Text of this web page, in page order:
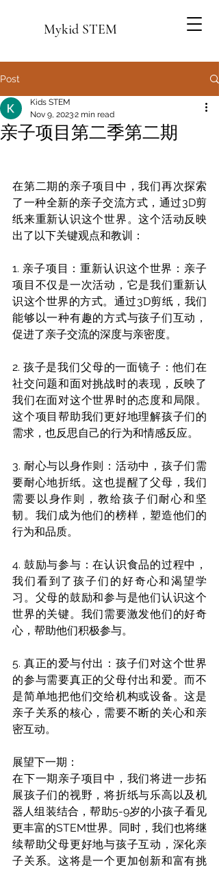
Mykid STEM
Post
亲子项目第二季第二期
Kids STEM
Nov 9, 20232 min read
在第二期的亲子项目中，我们再次探索
了一种全新的亲子交流方式，通过3D剪
纸来重新认识这个世界。这个活动反映
出了以下关键观点和教训：
1. 亲子项目：重新认识这个世界：亲子
项目不仅是一次活动，它是我们重新认
识这个世界的方式。通过3D剪纸，我们
能够以一种有趣的方式与孩子们互动，
促进了亲子交流的深度与亲密度。
2. 孩子是我们父母的一面镜子：他们在
社交问题和面对挑战时的表现，反映了
我们在面对这个世界时的态度和局限。
这个项目帮助我们更好地理解孩子们的
需求，也反思自己的行为和情感反应。
3. 耐心与以身作则：活动中，孩子们需
要耐心地折纸。这也提醒了父母，我们
需要以身作则，教给孩子们耐心和坚
韧。我们成为他们的榜样，塑造他们的
行为和品质。
4. 鼓励与参与：在认识食品的过程中，
我们看到了孩子们的好奇心和渴望学
习。父母的鼓励和参与是他们认识这个
世界的关键。我们需要激发他们的好奇
心，帮助他们积极参与。
5. 真正的爱与付出：孩子们对这个世界
的参与需要真正的父母付出和爱。而不
是简单地把他们交给机构或设备。这是
亲子关系的核心，需要不断的关心和亲
密互动。
展望下一期：
在下一期亲子项目中，我们将进一步拓
展孩子们的视野，将折纸与乐高以及机
器人组装结合，帮助5-9岁的小孩子看见
更丰富的STEM世界。同时，我们也将继
续帮助父母更好地与孩子互动，深化亲
子关系。这将是一个更加创新和富有挑